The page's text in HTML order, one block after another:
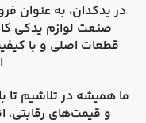
در یدکدان
صنعت لوازم یدکی
قطعات اصلی و با
ما همیشه در تلاشیم تا
و قیمت‌های رقابتی،